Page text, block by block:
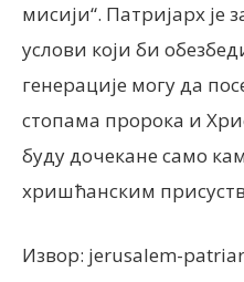
мисији“. Патријарх је
услови који би
генерације могу да
стопама пророка и
буду дочекане само
хришћанским
Извор: jerusalem-